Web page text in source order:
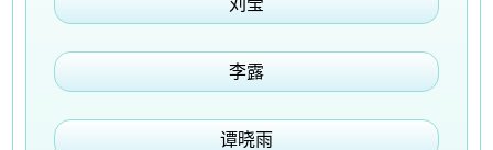
刘莹
李露
谭晓雨